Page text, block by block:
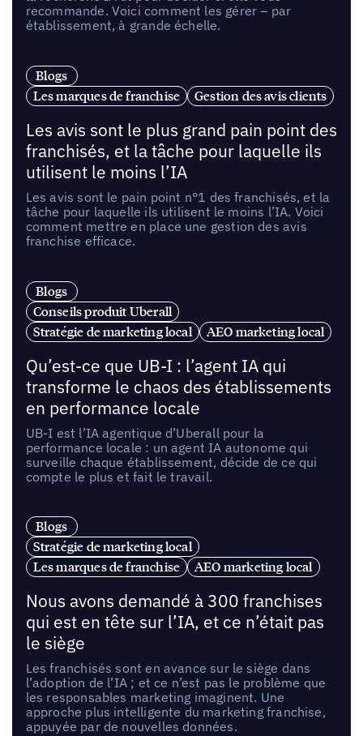
recommande. Voici comment les gérer – par
établissement, à grande échelle.
Blogs
Les marques de franchise
Gestion des avis clients
Les avis sont le plus grand pain point des
franchisés, et la tâche pour laquelle ils
utilisent le moins l’IA
Les avis sont le pain point n°1 des franchisés, et la
tâche pour laquelle ils utilisent le moins l’IA. Voici
comment mettre en place une gestion des avis
franchise efficace.
Blogs
Conseils produit Uberall
Stratégie de marketing local
AEO marketing local
Qu’est-ce que UB-I : l’agent IA qui
transforme le chaos des établissements
en performance locale
UB-I est l’IA agentique d’Uberall pour la
performance locale : un agent IA autonome qui
surveille chaque établissement, décide de ce qui
compte le plus et fait le travail.
Blogs
Stratégie de marketing local
Les marques de franchise
AEO marketing local
Nous avons demandé à 300 franchises
qui est en tête sur l’IA, et ce n’était pas
le siège
Les franchisés sont en avance sur le siège dans
l’adoption de l’IA ; et ce n’est pas le problème que
les responsables marketing imaginent. Une
approche plus intelligente du marketing franchise,
appuyée par de nouvelles données.